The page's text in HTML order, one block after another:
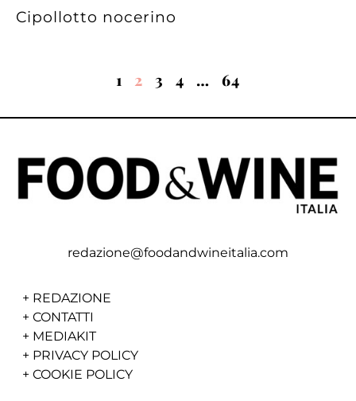
Cipollotto nocerino
1 2 3 4 … 64
redazione@foodandwineitalia.com
+ REDAZIONE
+ CONTATTI
+ MEDIAKIT
+ PRIVACY POLICY
+ COOKIE POLICY